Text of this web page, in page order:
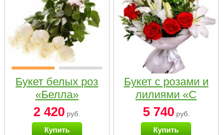
Букет белых роз
«Белла»
2 420 руб.
Купить
Букет с розами и
лилиями «С
наилучшими
пожеланиями»
5 740руб.
Купить